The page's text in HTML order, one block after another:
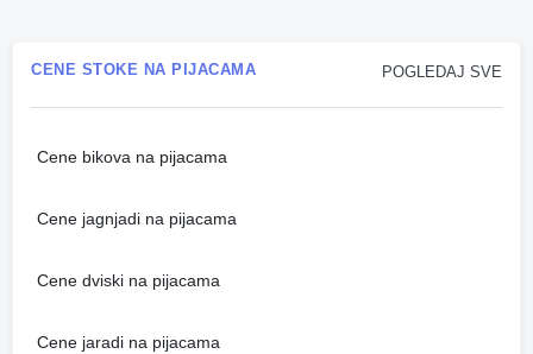
POGLEDAJ SVE
CENE STOKE NA PIJACAMA
Cene bikova na pijacama
Cene jagnjadi na pijacama
Cene dviski na pijacama
Cene jaradi na pijacama